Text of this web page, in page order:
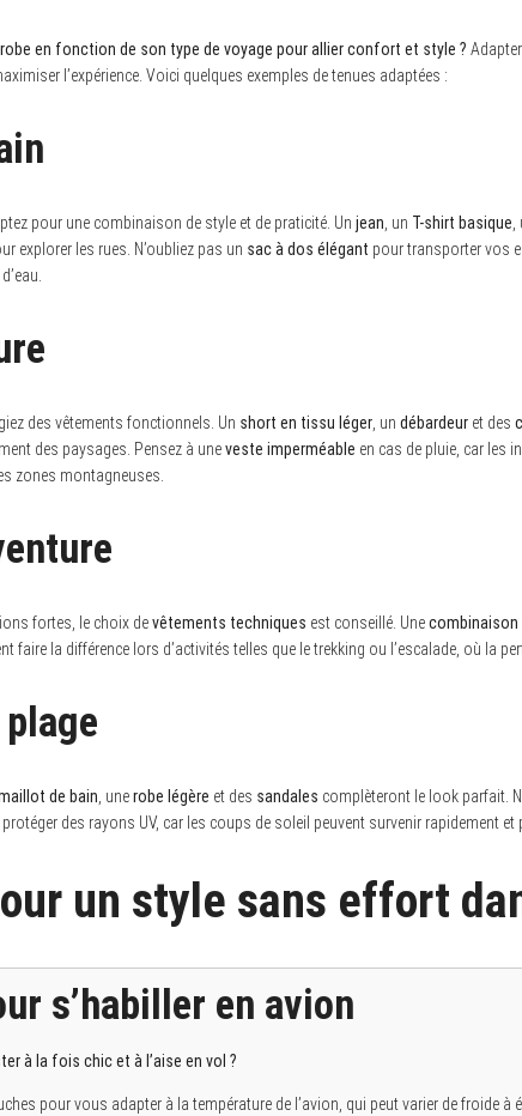
en fonction de son type de voyage pour allier confort et style ?
l’expérience. Voici quelques exemples de tenues adaptées :
pour une combinaison de style et de praticité. Un jean , un T-shirt basique
explorer les rues. N’oubliez pas un sac à dos élégant pour transporter vos
des vêtements fonctionnels. Un short en tissu léger , un débardeur et des
des paysages. Pensez à uneveste imperméable en cas de pluie, car les
zones montagneuses.
fortes, le choix devêtements techniques est conseillé. Unecombinaison
faire la différence lors d’activités telles que le trekking ou l’escalade, où la
de bain , unerobe légère et des sandales complèteront le look parfait.
des rayons UV, car les coups de soleil peuvent survenir rapidement et
un style sans effort
s’habiller en avion
à la fois chic et à l’aise en vol ?
pour vous adapter à la température de l’avion, qui peut varier de froide à